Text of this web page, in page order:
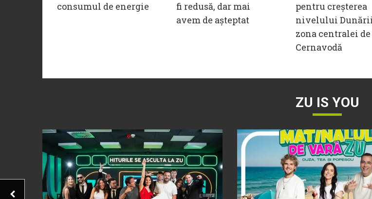
consumul de energie
fi redusă, dar mai
avem de așteptat
pentru creșterea
nivelului
zona centralei
Cernavodă
ZU IS YOU